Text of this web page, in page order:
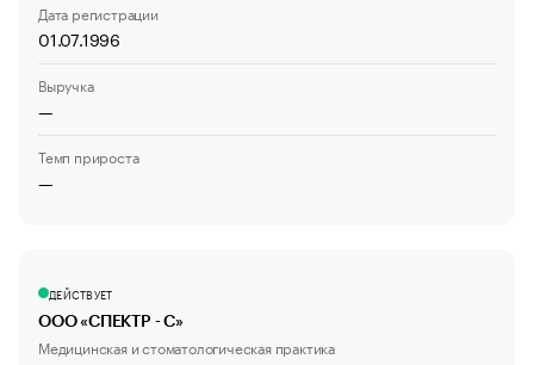
Дата регистрации
01.07.1996
Выручка
—
Темп прироста
—
ДЕЙСТВУЕТ
ООО «СПЕКТР - С»
Медицинская и стоматологическая практика